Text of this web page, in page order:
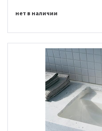
нет в наличии